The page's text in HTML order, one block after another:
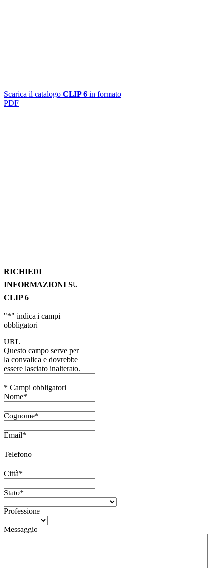
Scarica il catalogo CLIP 6 in formato
PDF
RICHIEDI
INFORMAZIONI SU
CLIP 6
"*" indica i campi
obbligatori
URL
Questo campo serve per
la convalida e dovrebbe
essere lasciato inalterato.
* Campi obbligatori
Nome*
Cognome*
Email*
Telefono
Città*
Stato*
Professione
Messaggio